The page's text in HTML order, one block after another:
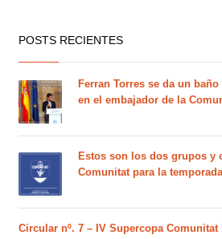
POSTS RECIENTES
Ferran Torres se da un
en el embajador de la
Estos son los dos grupos y
Comunitat para la
Circular nº. 7 – IV Supercopa Comunitat